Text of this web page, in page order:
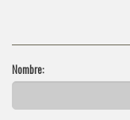
Nombre: